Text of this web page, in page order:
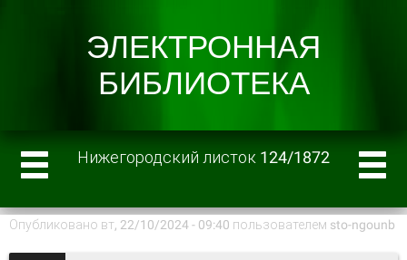
Нижегородский листок 124/1872
Опубликовано вт, 22/10/2024 - 09:40 пользователем sto-ngounb